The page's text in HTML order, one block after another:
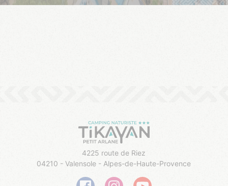
4225 route de Riez
04210 - Valensole - Alpes-de-Haute-Provence